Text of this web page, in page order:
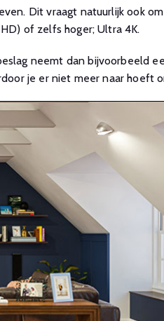
Dit vraagt natuurlijk ook
of zelfs hoger; Ultra 4K.
neemt dan bijvoorbeeld
je er niet meer naar hoeft